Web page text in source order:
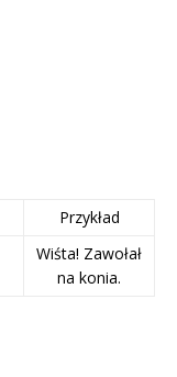
Przykład
Wiśta! Zawołał
na konia.